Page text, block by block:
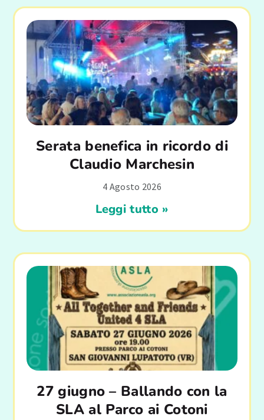
Serata benefica in ricordo di
Claudio Marchesin
4 Agosto 2026
Leggi tutto »
27 giugno – Ballando con la
SLA al Parco ai Cotoni